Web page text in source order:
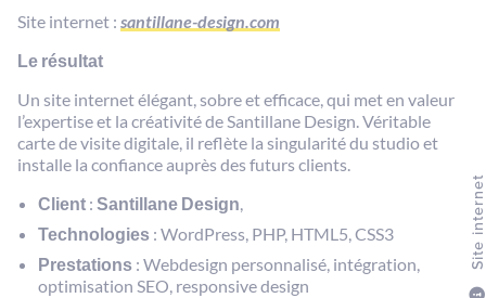
Site internet : santillane-design.com
Le résultat
Un site internet élégant, sobre et efficace, qui met en valeur
l’expertise et la créativité de Santillane Design. Véritable
carte de visite digitale, il reflète la singularité du studio et
installe la confiance auprès des futurs clients.
Client :Santillane Design,
Technologies : WordPress, PHP, HTML5, CSS3
Prestations : Webdesign personnalisé, intégration,
optimisation SEO, responsive design
Site